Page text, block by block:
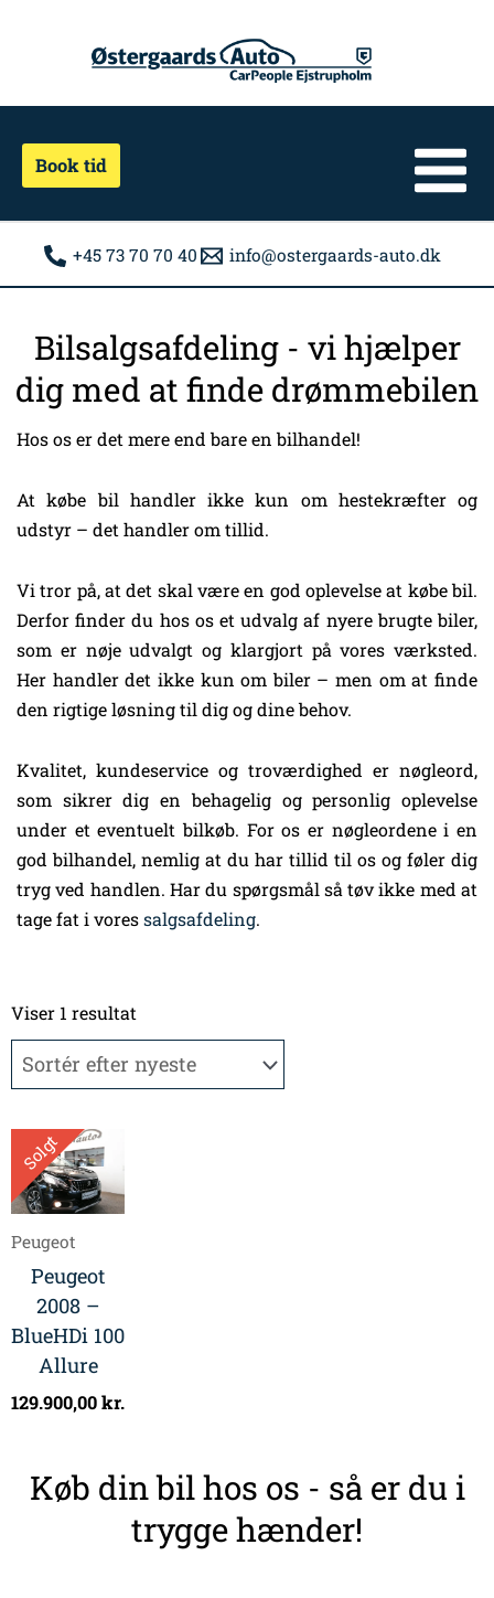
Book tid
+45 73 70 70 40 info@ostergaards-auto.dk
Bilsalgsafdeling - vi hjælper
dig med at finde drømmebilen
Hos os er det mere end bare en bilhandel!
At købe bil handler ikke kun om hestekræfter og
udstyr – det handler om tillid.
Vi tror på, at det skal være en god oplevelse at købe bil.
Derfor finder du hos os et udvalg af nyere brugte biler,
som er nøje udvalgt og klargjort på vores værksted.
Her handler det ikke kun om biler – men om at finde
den rigtige løsning til dig og dine behov.
Kvalitet, kundeservice og troværdighed er nøgleord,
som sikrer dig en behagelig og personlig oplevelse
under et eventuelt bilkøb. For os er nøgleordene i en
god bilhandel, nemlig at du har tillid til os og føler dig
tryg ved handlen. Har du spørgsmål så tøv ikke med at
tage fat i voressalgsafdeling.
Viser 1 resultat
Solgt
Peugeot
Peugeot
2008 –
BlueHDi 100
Allure
129.900,00kr.
Køb din bil hos os - så er du i
trygge hænder!